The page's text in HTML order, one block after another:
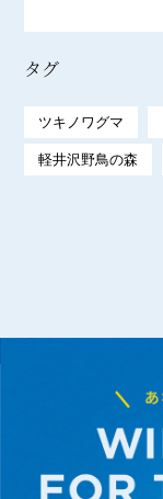
タグ
ツキノワグマ
軽井沢野鳥の森